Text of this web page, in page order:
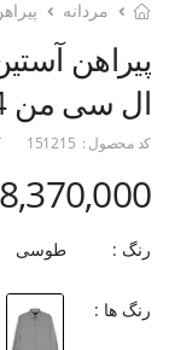
مردانه
پیراهن
ال سی من 14
کد محصول : 151215
8,370,000 تومان
رنگ : طوسی
رنگ ها :